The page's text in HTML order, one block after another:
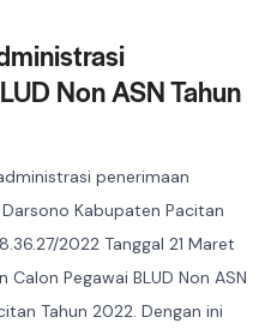
Non ASN Tahun
penerimaan
Darsono Kabupaten Pacitan
2022 Tanggal 21 Maret
Pegawai BLUD Non ASN
Tahun 2022. Dengan ini